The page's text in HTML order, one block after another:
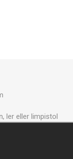
ler eller limpistol